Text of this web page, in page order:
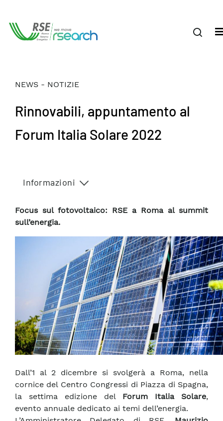
NEWS - NOTIZIE
Rinnovabili, appuntamento al
Forum Italia Solare 2022
Informazioni
Focus sul fotovoltaico: RSE a Roma al summit
sull’energia.
Dall’1 al 2 dicembre si svolgerà a Roma, nella
cornice del Centro Congressi di Piazza di Spagna,
la settima edizione del Forum Italia Solare,
evento annuale dedicato ai temi dell’energia.